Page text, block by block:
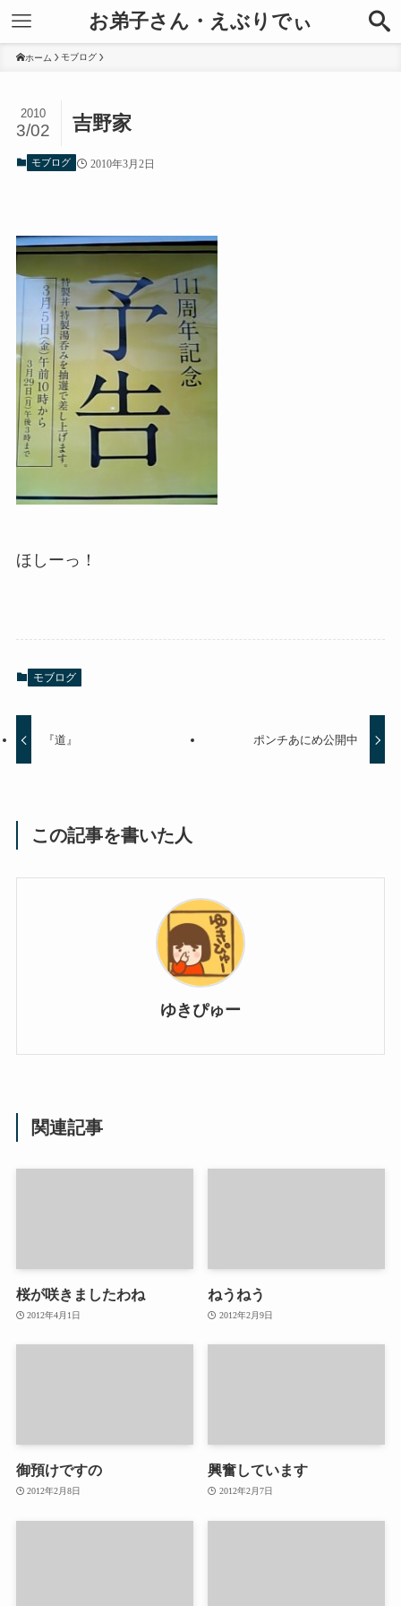
お弟子さん・えぶりでぃ
ホーム モブログ
吉野家
2010
3/02
モブログ 2010年3月2日
ほしーっ！
モブログ
『道』 ポンチあにめ公開中
この記事を書いた人
ゆきぴゅー
関連記事
桜が咲きましたわね
2012年4月1日
ねうねう
2012年2月9日
御預けですの
2012年2月8日
興奮しています
2012年2月7日